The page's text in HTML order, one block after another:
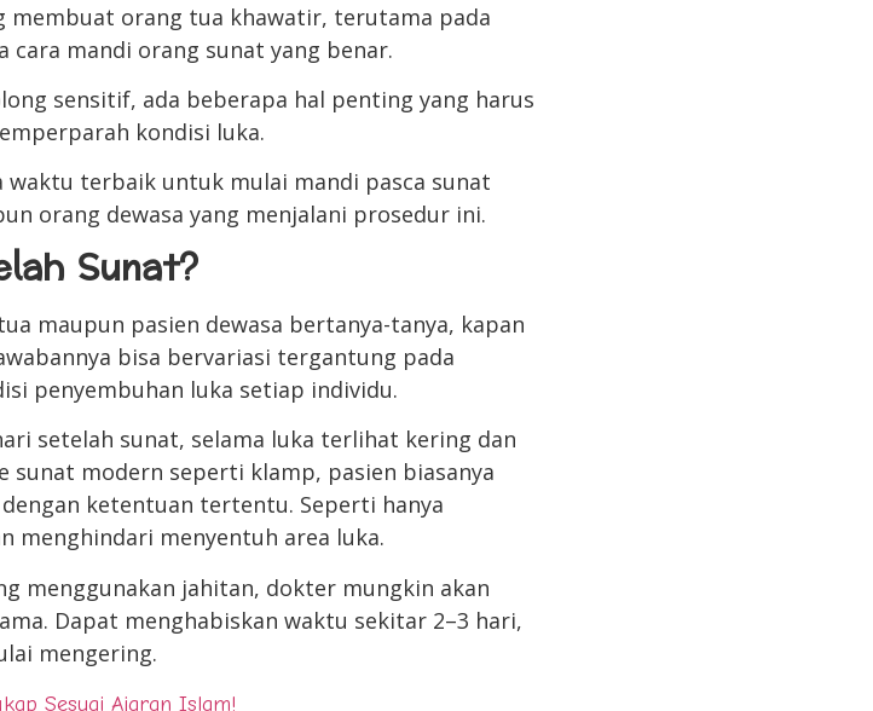
membuat orang tua khawatir, terutama pada
cara mandi orang sunat yang benar.
sensitif, ada beberapa hal penting yang harus
kondisi luka.
waktu terbaik untuk mulai mandi pasca sunat
orang dewasa yang menjalani prosedur ini.
Sunat?
maupun pasien dewasa bertanya-tanya, kapan
bisa bervariasi tergantung pada
penyembuhan luka setiap individu.
setelah sunat, selama luka terlihat kering dan
sunat modern seperti klamp, pasien biasanya
ketentuan tertentu. Seperti hanya
menghindari menyentuh area luka.
menggunakan jahitan, dokter mungkin akan
Dapat menghabiskan waktu sekitar 2–3 hari,
mengering.
Sesuai Ajaran Islam!